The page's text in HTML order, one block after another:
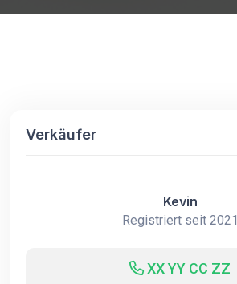
Verkäufer
Kevin
Registriert seit 2021
XX YY CC ZZ